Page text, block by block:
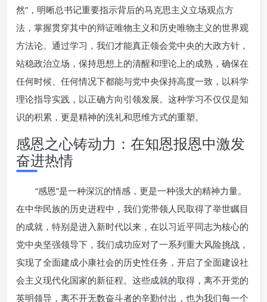
然”，明晰总书记重要指示背后的马克思主义立场观点方
法，掌握贯穿其中的辩证唯物主义和历史唯物主义的世界观
方法论。通过学习，我们才能真正领会党中央的大政方针，
站稳政治立场，保持思想上的清醒和理论上的成熟，确保在
任何时候、任何情况下都能与党中央保持高度一致，以科学
理论指导实践，以正确方向引领发展。这种学习不仅仅是知
识的积累，更是精神的洗礼和思维方式的重塑。
感恩之心铸动力：在知恩报恩中激发
奋进热情
“感恩”是一种深沉的情感，更是一种强大的精神力量。
在中华民族的历史进程中，我们党带领人民取得了举世瞩目
的成就，特别是进入新时代以来，在以习近平同志为核心的
党中央坚强领导下，我们成功应对了一系列重大风险挑战，
实现了全面建成小康社会的历史性任务，开启了全面建设社
会主义现代化国家的新征程。这些成就的取得，离不开党的
英明领导，离不开无数奋斗者的辛勤付出，也为我们每一个